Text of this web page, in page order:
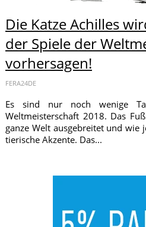
Die Katze Achilles
der Spiele der
vorhersagen!
FERA24DE
Es sind nur noch wenige
Weltmeisterschaft 2018. Das
ganze Welt ausgebreitet und wie
tierische Akzente. Das...